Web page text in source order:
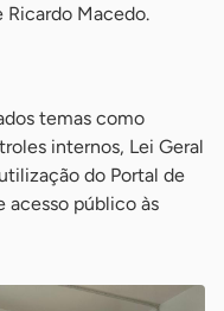
Ricardo Macedo.
temas como
internos, Lei Geral
do Portal de
acesso público às